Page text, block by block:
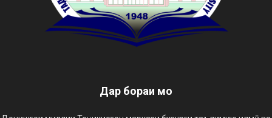
Дар бораи мо